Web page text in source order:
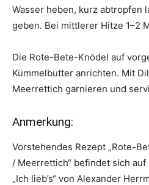
Wasser heben, kurz abtropfen
geben. Bei mittlerer Hitze 1–2
Die Rote-Bete-Knödel auf
Kümmelbutter anrichten. Mit
Meerrettich garnieren und
Anmerkung:
Vorstehendes Rezept „Rote-
/ Meerrettich“ befindet sich
„Ich lieb’s“ von Alexander